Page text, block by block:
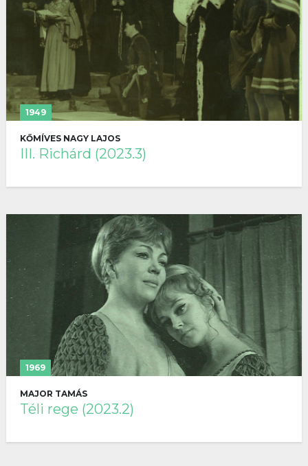
1949
KŐMÍVES NAGY LAJOS
III. Richárd (2023.3)
1969
MAJOR TAMÁS
Téli rege (2023.2)